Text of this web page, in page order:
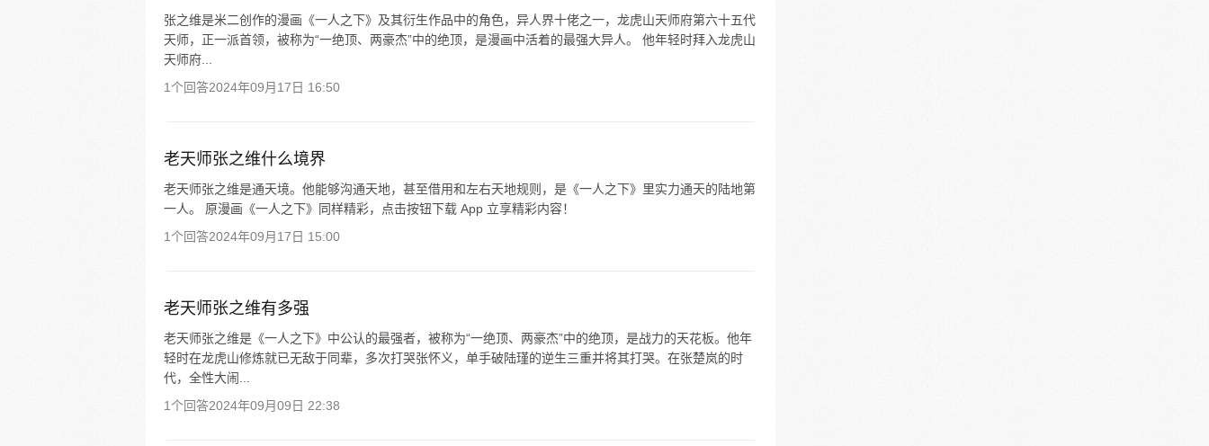
张之维是米二创作的漫画《一人之下》及其衍生作品中的角色，异人界十佬之一，龙虎山天师府第六十五代
天师，正一派首领，被称为“一绝顶、两豪杰”中的绝顶，是漫画中活着的最强大异人。 他年轻时拜入龙虎山
天师府...
1个回答2024年09月17日 16:50
老天师张之维什么境界
老天师张之维是通天境。他能够沟通天地，甚至借用和左右天地规则，是《一人之下》里实力通天的陆地第
一人。 原漫画《一人之下》同样精彩，点击按钮下载 App 立享精彩内容！
1个回答2024年09月17日 15:00
老天师张之维有多强
老天师张之维是《一人之下》中公认的最强者，被称为“一绝顶、两豪杰”中的绝顶，是战力的天花板。他年
轻时在龙虎山修炼就已无敌于同辈，多次打哭张怀义，单手破陆瑾的逆生三重并将其打哭。在张楚岚的时
代，全性大闹...
1个回答2024年09月09日 22:38